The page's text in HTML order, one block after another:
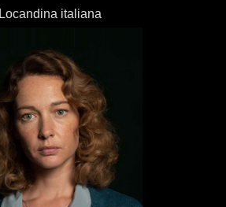
Locandina italiana